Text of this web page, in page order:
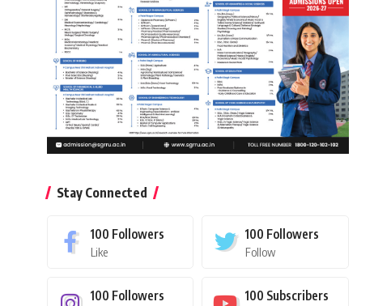
Stay Connected
100 Followers
Like
100 Followers
Follow
100 Followers 100 Subscribers